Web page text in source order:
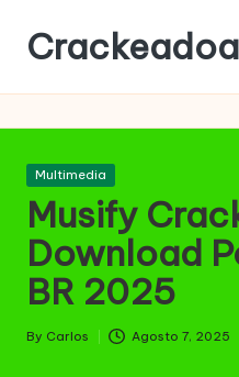
Skip
content
Posted
Multimedia
Musify
Download
BR 2025
Posted
By Carlos Agosto 7, 2025